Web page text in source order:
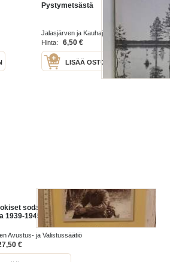
Pystymetsästä
Jalasjärven ja Kauhajoen kynäilypiirit
1978
Hinta: 6,50 €
LISÄÄ OSTOSKORIIN
sodan kohtalon
1939-1945
Avustus- ja Valistussäätiö
€